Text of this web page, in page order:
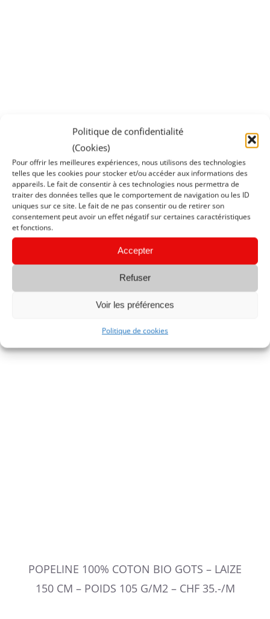
Politique de confidentialité
(Cookies)
Pour offrir les meilleures expériences, nous utilisons des technologies
telles que les cookies pour stocker et/ou accéder aux informations des
appareils. Le fait de consentir à ces technologies nous permettra de
traiter des données telles que le comportement de navigation ou les ID
uniques sur ce site. Le fait de ne pas consentir ou de retirer son
consentement peut avoir un effet négatif sur certaines caractéristiques
et fonctions.
Accepter
Refuser
Voir les préférences
Politique de cookies
POPELINE 100% COTON BIO GOTS – LAIZE
150 CM – POIDS 105 G/M2 – CHF 35.-/M